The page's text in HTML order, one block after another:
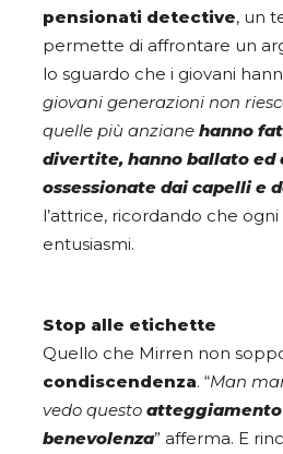
pensionati detective, un
permette di affrontare un
lo sguardo che i giovani
giovani generazioni non
quelle più anziane hanno
divertite, hanno ballato ed
ossessionate dai capelli e
l’attrice, ricordando che
entusiasmi.
Stop alle etichette
Quello che Mirren non
condiscendenza. “Man
vedo questo atteggiamento
benevolenza” afferma. E